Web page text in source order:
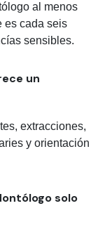
al menos
es cada seis
sensibles.
un
extracciones,
y orientación
solo